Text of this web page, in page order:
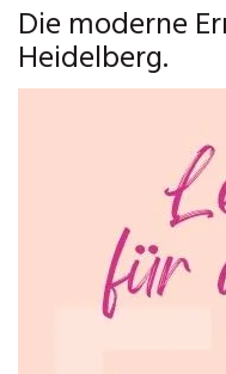
Die moderne
Heidelberg.